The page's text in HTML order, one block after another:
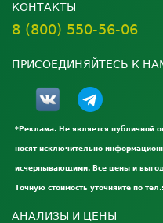
КОНТАКТЫ
8 (800) 550-56-06
ПРИСОЕДИНЯЙТЕСЬ К
*Реклама. Не является публичной
носят исключительно
исчерпывающими. Все цены и
Точную стоимость уточняйте по
АНАЛИЗЫ И ЦЕНЫ